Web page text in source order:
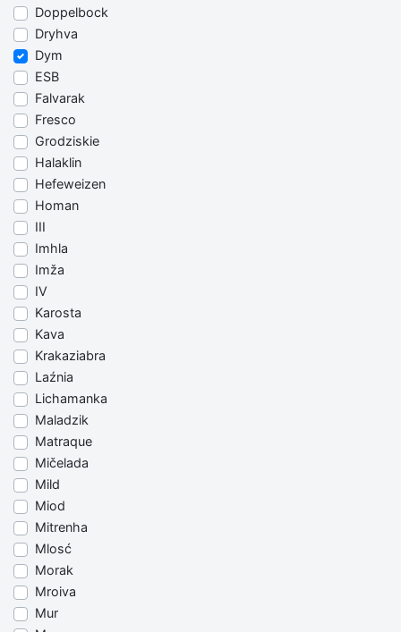
Doppelbock
Dryhva
Dym
ESB
Falvarak
Fresco
Grodziskie
Halaklin
Hefeweizen
Homan
III
Imhla
Imža
IV
Karosta
Kava
Krakaziabra
Laźnia
Lichamanka
Maladzik
Matraque
Mičelada
Mild
Miod
Mitrenha
Mlosć
Morak
Mroiva
Mur